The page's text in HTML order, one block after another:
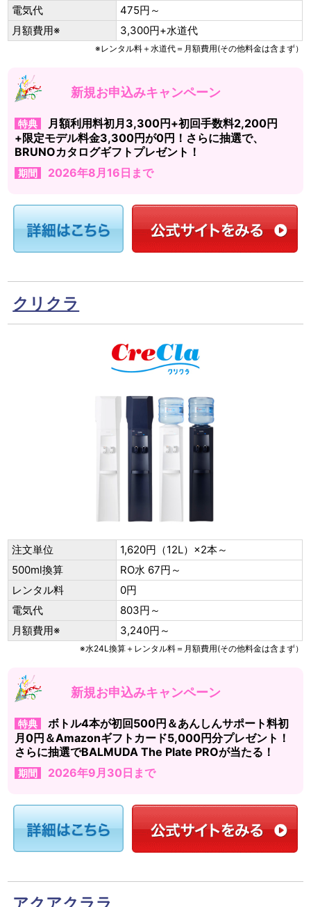
電気代
475円～
月額費用※
3,300円+水道代
※レンタル料＋水道代＝月額費用(その他料金は含まず）
新規お申込みキャンペーン
特典
月額利用料初月3,300円+初回手数料2,200円
+限定モデル料金3,300円が0円！さらに抽選で、
BRUNOカタログギフトプレゼント！
期間 2026年8月16日まで
クリクラ
注文単位
1,620円（12L）×2本～
500ml換算
RO水 67円～
レンタル料
0円
電気代
803円～
月額費用※
3,240円～
※水24L換算＋レンタル料＝月額費用(その他料金は含まず）
新規お申込みキャンペーン
特典
ボトル4本が初回500円＆あんしんサポート料初
月0円＆Amazonギフトカード5,000円分プレゼント！
さらに抽選でBALMUDA The Plate PROが当たる！
期間 2026年9月30日まで